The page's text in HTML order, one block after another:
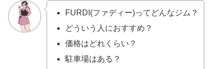
FURDI(ファディー)ってどんなジム？
どういう人におすすめ？
価格はどれくらい？
駐車場はある？